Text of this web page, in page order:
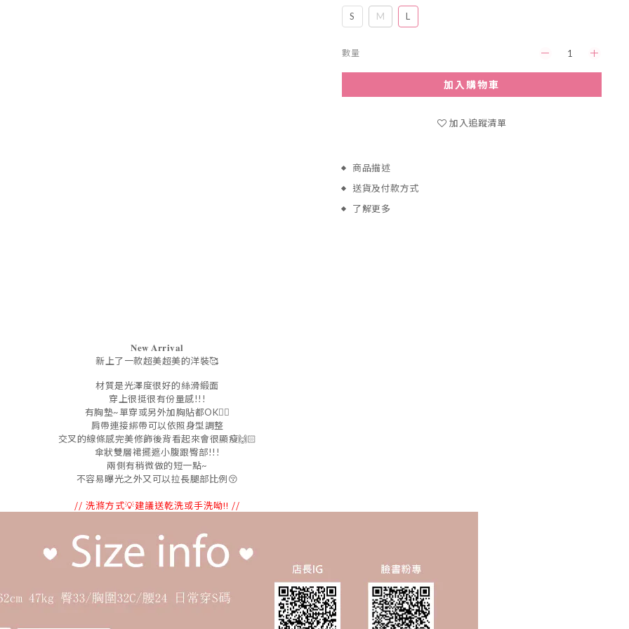
S M L
數量
加入購物車
加入追蹤清單
商品描述
送貨及付款方式
了解更多
𝐍𝐞𝐰 𝐀𝐫𝐫𝐢𝐯𝐚𝐥
新上了一款超美超美的洋裝🥰
材質是光澤度很好的絲滑緞面
穿上很挺很有份量感!!!
有胸墊~單穿或另外加胸貼都OK👌🏻
肩帶連接綁帶可以依照身型調整
交叉的線條感完美修飾後背看起來會很顯瘦🙌🏻
傘狀雙層裙擺遮小腹跟臀部!!!
兩側有稍微做的短一點~
不容易曝光之外又可以拉長腿部比例😚
// 洗滌方式💡建議送乾洗或手洗呦!! //